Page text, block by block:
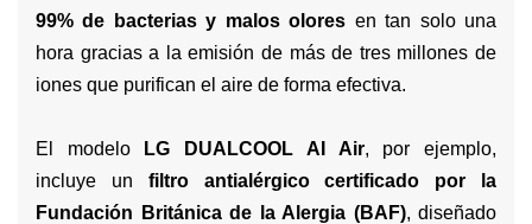
99% de bacterias y malos olores en tan solo una
hora gracias a la emisión de más de tres millones de
iones que purifican el aire de forma efectiva.
El modelo LG DUALCOOL AI Air, por ejemplo,
incluye un filtro antialérgico certificado por la
Fundación Británica de la Alergia (BAF), diseñado